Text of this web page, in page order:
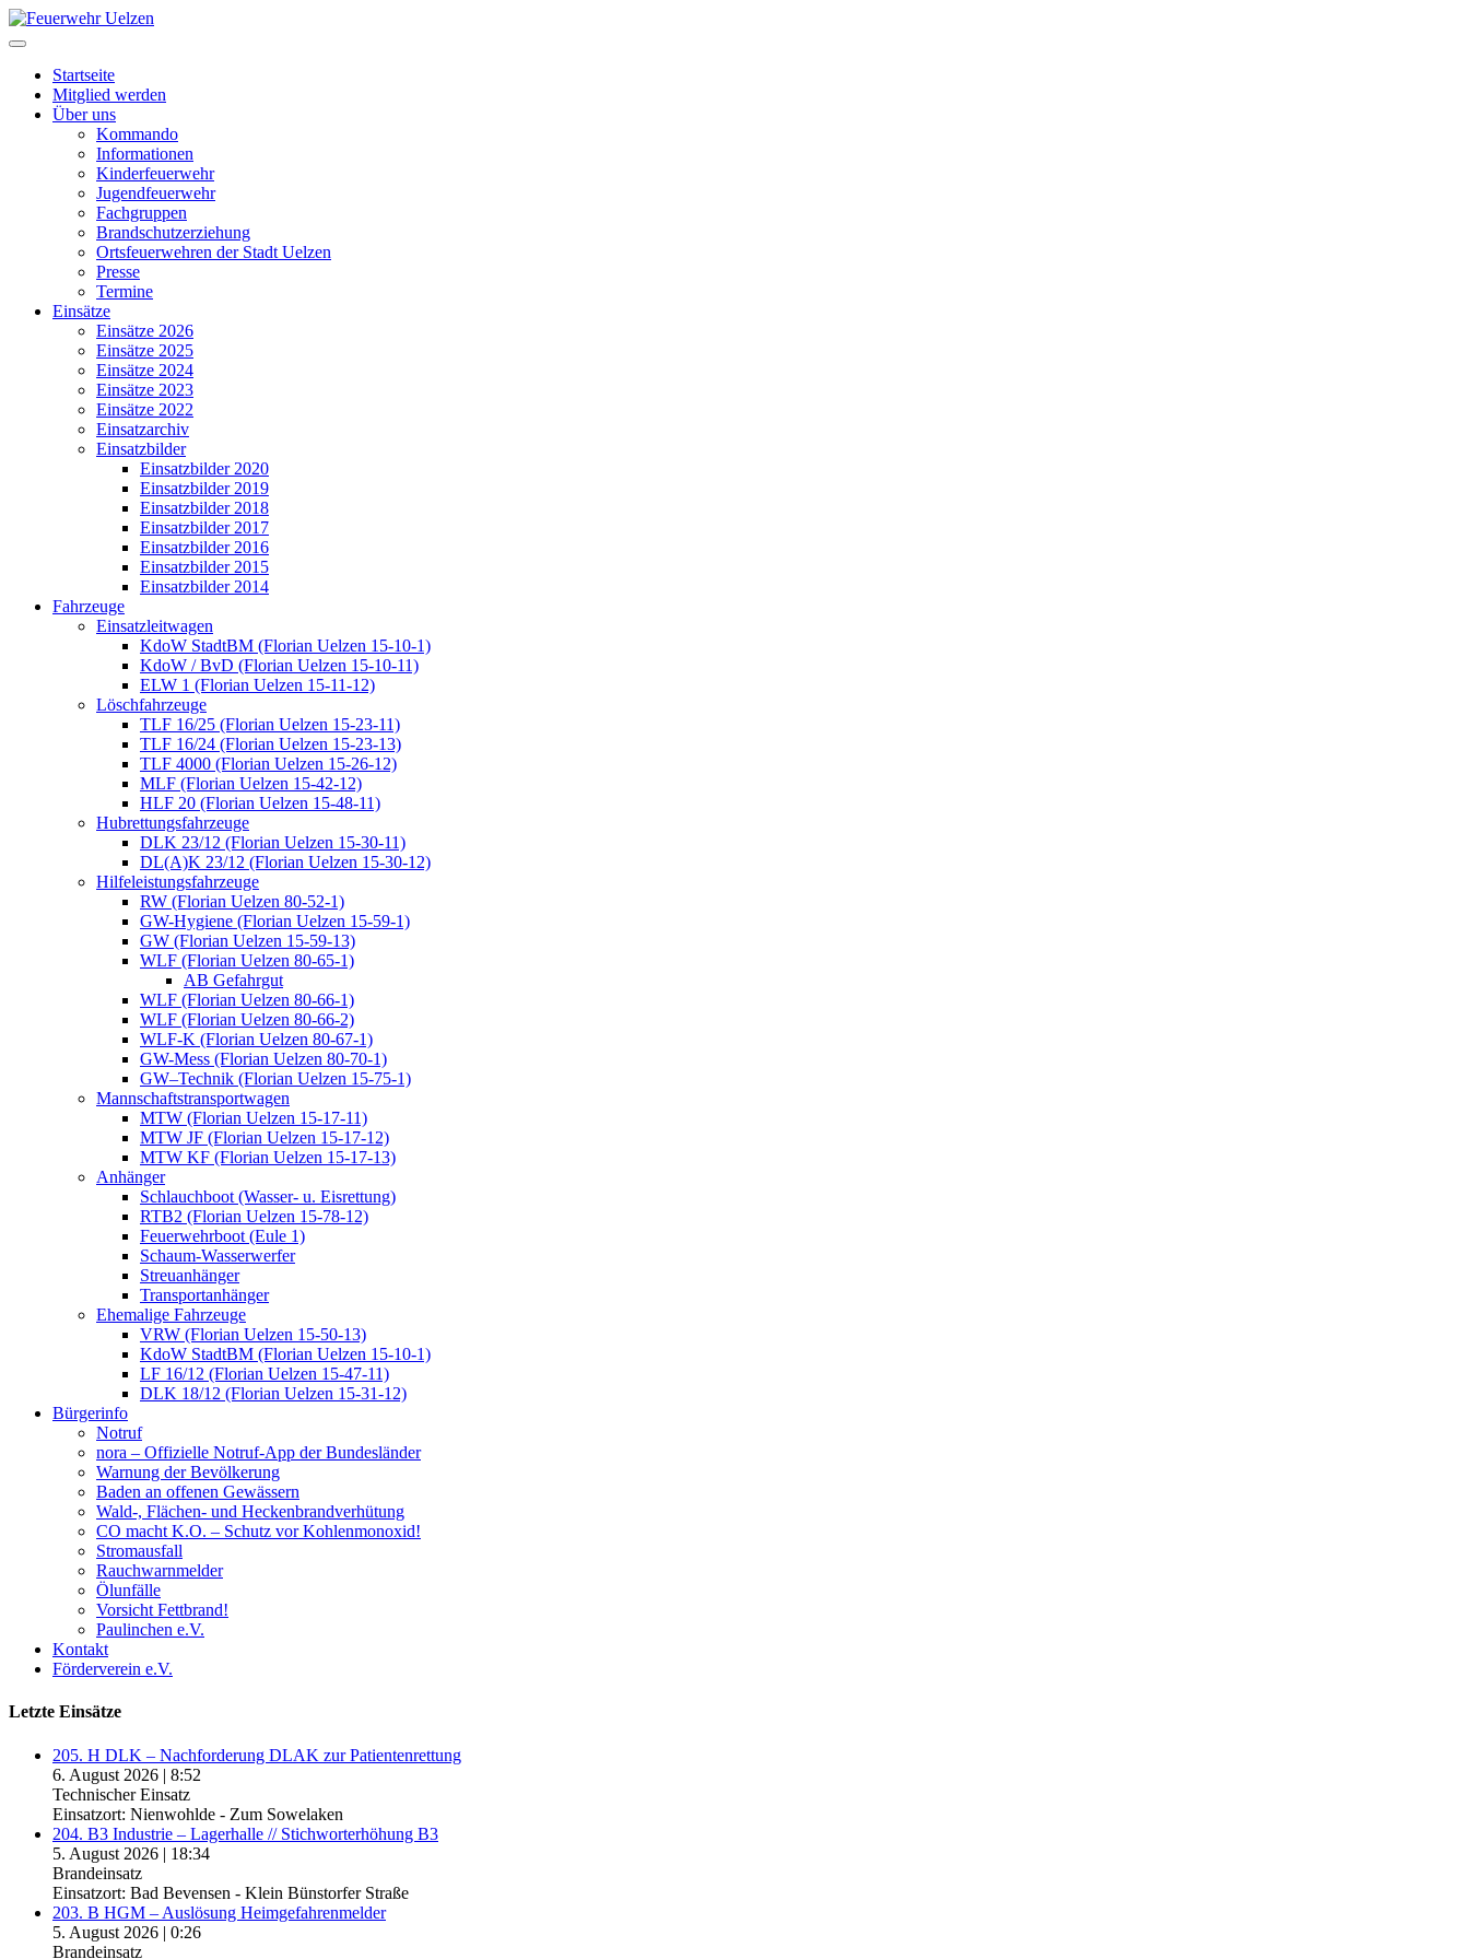
Startseite
Mitglied werden
Über uns
Kommando
Informationen
Kinderfeuerwehr
Jugendfeuerwehr
Fachgruppen
Brandschutzerziehung
Ortsfeuerwehren der Stadt Uelzen
Presse
Termine
Einsätze
Einsätze 2026
Einsätze 2025
Einsätze 2024
Einsätze 2023
Einsätze 2022
Einsatzarchiv
Einsatzbilder
Einsatzbilder 2020
Einsatzbilder 2019
Einsatzbilder 2018
Einsatzbilder 2017
Einsatzbilder 2016
Einsatzbilder 2015
Einsatzbilder 2014
Fahrzeuge
Einsatzleitwagen
KdoW StadtBM (Florian Uelzen 15-10-1)
KdoW / BvD (Florian Uelzen 15-10-11)
ELW 1 (Florian Uelzen 15-11-12)
Löschfahrzeuge
TLF 16/25 (Florian Uelzen 15-23-11)
TLF 16/24 (Florian Uelzen 15-23-13)
TLF 4000 (Florian Uelzen 15-26-12)
MLF (Florian Uelzen 15-42-12)
HLF 20 (Florian Uelzen 15-48-11)
Hubrettungsfahrzeuge
DLK 23/12 (Florian Uelzen 15-30-11)
DL(A)K 23/12 (Florian Uelzen 15-30-12)
Hilfeleistungsfahrzeuge
RW (Florian Uelzen 80-52-1)
GW-Hygiene (Florian Uelzen 15-59-1)
GW (Florian Uelzen 15-59-13)
WLF (Florian Uelzen 80-65-1)
AB Gefahrgut
WLF (Florian Uelzen 80-66-1)
WLF (Florian Uelzen 80-66-2)
WLF-K (Florian Uelzen 80-67-1)
GW-Mess (Florian Uelzen 80-70-1)
GW–Technik (Florian Uelzen 15-75-1)
Mannschaftstransportwagen
MTW (Florian Uelzen 15-17-11)
MTW JF (Florian Uelzen 15-17-12)
MTW KF (Florian Uelzen 15-17-13)
Anhänger
Schlauchboot (Wasser- u. Eisrettung)
RTB2 (Florian Uelzen 15-78-12)
Feuerwehrboot (Eule 1)
Schaum-Wasserwerfer
Streuanhänger
Transportanhänger
Ehemalige Fahrzeuge
VRW (Florian Uelzen 15-50-13)
KdoW StadtBM (Florian Uelzen 15-10-1)
LF 16/12 (Florian Uelzen 15-47-11)
DLK 18/12 (Florian Uelzen 15-31-12)
Bürgerinfo
Notruf
nora – Offizielle Notruf-App der Bundesländer
Warnung der Bevölkerung
Baden an offenen Gewässern
Wald-, Flächen- und Heckenbrandverhütung
CO macht K.O. – Schutz vor Kohlenmonoxid!
Stromausfall
Rauchwarnmelder
Ölunfälle
Vorsicht Fettbrand!
Paulinchen e.V.
Kontakt
Förderverein e.V.
Letzte Einsätze
205. H DLK – Nachforderung DLAK zur Patientenrettung
6. August 2026 | 8:52
Technischer Einsatz
Einsatzort: Nienwohlde - Zum Sowelaken
204. B3 Industrie – Lagerhalle // Stichworterhöhung B3
5. August 2026 | 18:34
Brandeinsatz
Einsatzort: Bad Bevensen - Klein Bünstorfer Straße
203. B HGM – Auslösung Heimgefahrenmelder
5. August 2026 | 0:26
Brandeinsatz